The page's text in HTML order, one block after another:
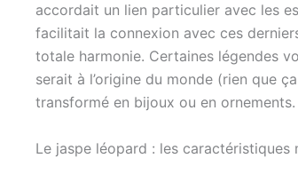
accordait un lien particulier avec les
facilitait la connexion avec ces
totale harmonie. Certaines légendes
serait à l’origine du monde (rien que
transformé en bijoux ou en ornements.
Le jaspe léopard : les caractéristiques